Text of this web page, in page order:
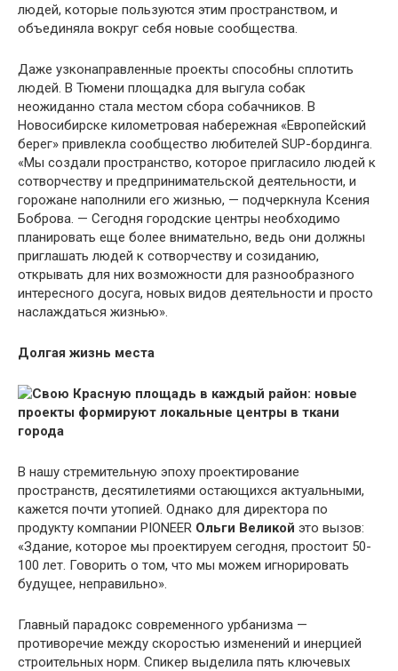
людей, которые пользуются этим пространством, и
объединяла вокруг себя новые сообщества.
Даже узконаправленные проекты способны сплотить
людей. В Тюмени площадка для выгула собак
неожиданно стала местом сбора собачников. В
Новосибирске километровая набережная «Европейский
берег» привлекла сообщество любителей SUP-бординга.
«Мы создали пространство, которое пригласило людей к
сотворчеству и предпринимательской деятельности, и
горожане наполнили его жизнью, — подчеркнула Ксения
Боброва. — Сегодня городские центры необходимо
планировать еще более внимательно, ведь они должны
приглашать людей к сотворчеству и созиданию,
открывать для них возможности для разнообразного
интересного досуга, новых видов деятельности и просто
наслаждаться жизнью».
Долгая жизнь места
В нашу стремительную эпоху проектирование
пространств, десятилетиями остающихся актуальными,
кажется почти утопией. Однако для директора по
продукту компании PIONEER Ольги Великой это вызов:
«Здание, которое мы проектируем сегодня, простоит 50-
100 лет. Говорить о том, что мы можем игнорировать
будущее, неправильно».
Главный парадокс современного урбанизма —
противоречие между скоростью изменений и инерцией
строительных норм. Спикер выделила пять ключевых